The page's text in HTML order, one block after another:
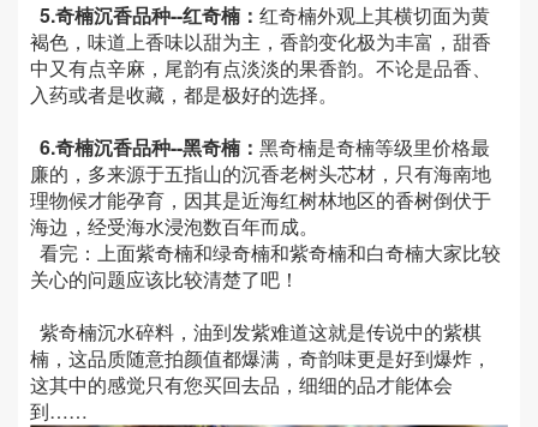
5.奇楠沉香品种--红奇楠： 红奇楠外观上其横切面为黄
褐色，味道上香味以甜为主，香韵变化极为丰富，甜香
中又有点辛麻，尾韵有点淡淡的果香韵。不论是品香、
入药或者是收藏，都是极好的选择。
6.奇楠沉香品种--黑奇楠： 黑奇楠是奇楠等级里价格最
廉的，多来源于五指山的沉香老树头芯材，只有海南地
理物候才能孕育，因其是近海红树林地区的香树倒伏于
海边，经受海水浸泡数百年而成。
看完：上面紫奇楠和绿奇楠和紫奇楠和白奇楠大家比较
关心的问题应该比较清楚了吧！
紫奇楠沉水碎料，油到发紫难道这就是传说中的紫棋
楠，这品质随意拍颜值都爆满，奇韵味更是好到爆炸，
这其中的感觉只有您买回去品，细细的品才能体会
到……